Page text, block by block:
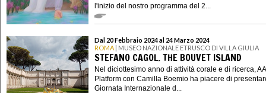
l'inizio del nostro programma del 2...
Dal 20 Febbraio 2024 al 24 Marzo 2024
ROMA | MUSEO NAZIONALE ETRUSCO DI VILLA GIULIA
STEFANO CAGOL. THE BOUVET ISLAND
Nel diciottesimo anno di attività corale e di ricerca,
Platform con Camilla Boemio ha piacere di
Giornata Internazionale d...